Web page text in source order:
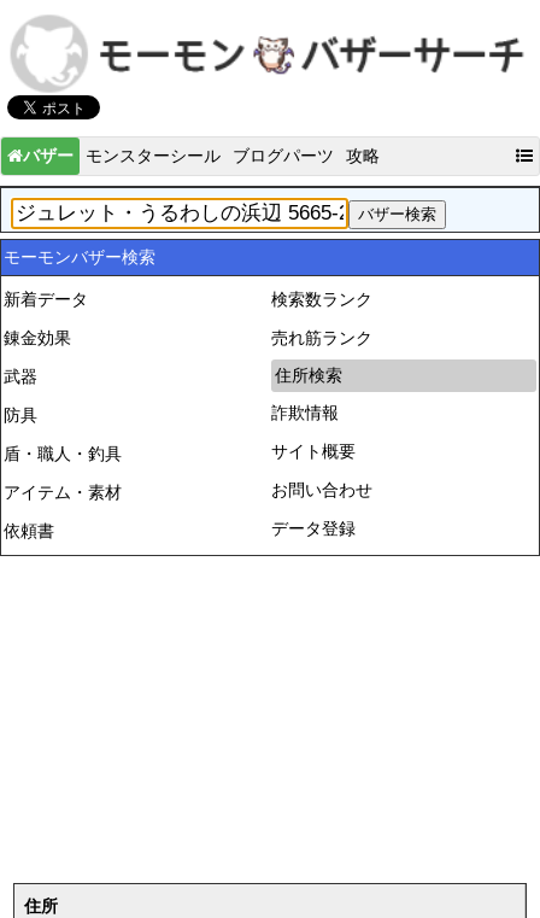
バザー モンスターシール ブログパーツ 攻略
モーモンバザー検索
新着データ
錬金効果
武器
防具
盾・職人・釣具
アイテム・素材
依頼書
検索数ランク
売れ筋ランク
住所検索
詐欺情報
サイト概要
お問い合わせ
データ登録
住所